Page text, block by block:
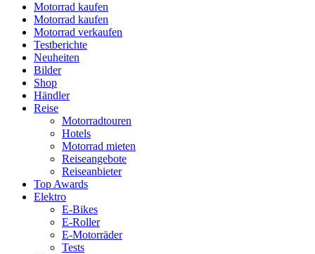
Motorrad kaufen
Motorrad kaufen
Motorrad verkaufen
Testberichte
Neuheiten
Bilder
Shop
Händler
Reise
Motorradtouren
Hotels
Motorrad mieten
Reiseangebote
Reiseanbieter
Top Awards
Elektro
E-Bikes
E-Roller
E-Motorräder
Tests